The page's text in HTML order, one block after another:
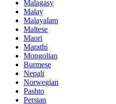
Malagasy
Malay
Malayalam
Maltese
Maori
Marathi
Mongolian
Burmese
Nepali
Norwegian
Pashto
Persian